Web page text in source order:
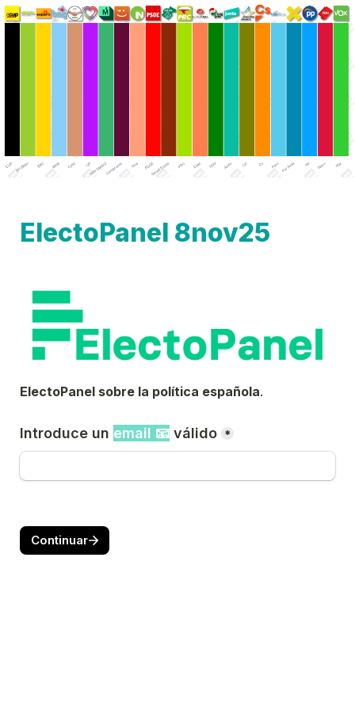
ElectoPanel 8nov25
ElectoPanel sobre la política española.
Introduce un email 📧 válido *
Continuar